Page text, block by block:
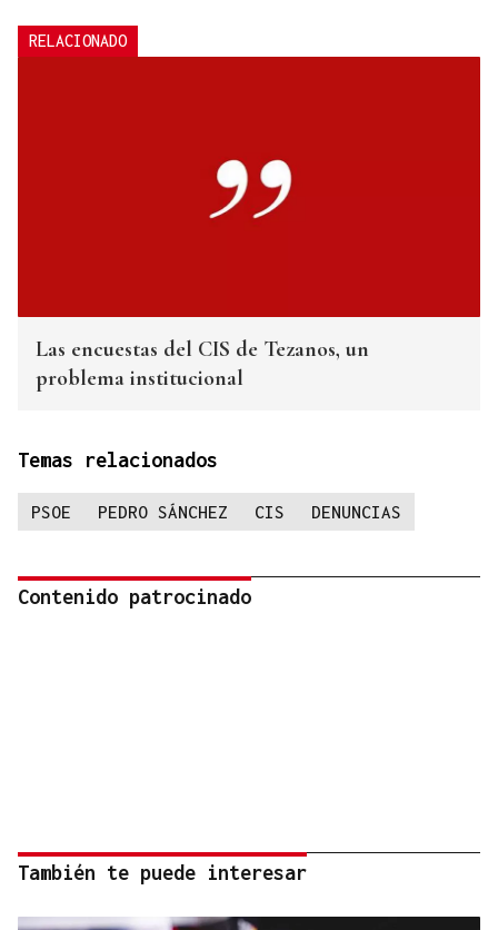
RELACIONADO
Las encuestas del CIS de Tezanos, un
problema institucional
Temas relacionados
PSOE PEDRO SÁNCHEZ CIS DENUNCIAS
Contenido patrocinado
También te puede interesar